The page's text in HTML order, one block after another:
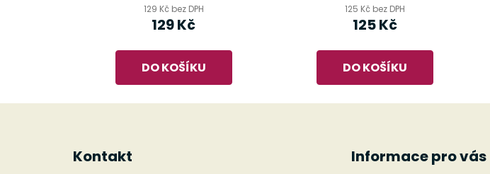
129 Kč bez DPH
129 Kč
DO KOŠÍKU
125 Kč bez DPH
125 Kč
DO KOŠÍKU
Kontakt Informace pro vás